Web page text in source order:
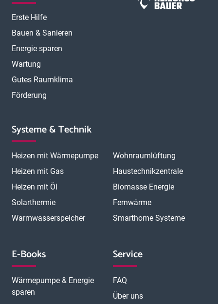
Erste Hilfe
Bauen & Sanieren
Energie sparen
Wartung
Gutes Raumklima
Förderung
Systeme & Technik
Heizen mit Wärmepumpe
Heizen mit Gas
Heizen mit Öl
Solarthermie
Warmwasserspeicher
Wohnraumlüftung
Haustechnikzentrale
Biomasse Energie
Fernwärme
Smarthome Systeme
E-Books
Wärmepumpe & Energie
sparen
Service
FAQ
Über uns